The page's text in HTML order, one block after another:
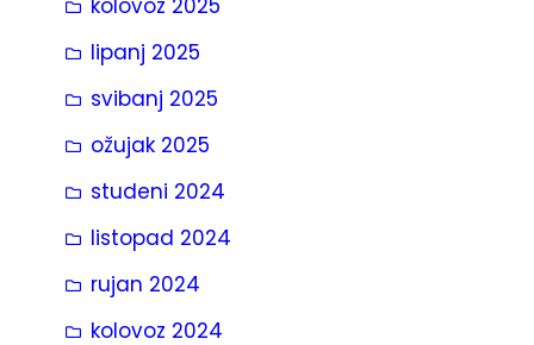
lipanj 2025
svibanj 2025
ožujak 2025
studeni 2024
listopad 2024
rujan 2024
kolovoz 2024